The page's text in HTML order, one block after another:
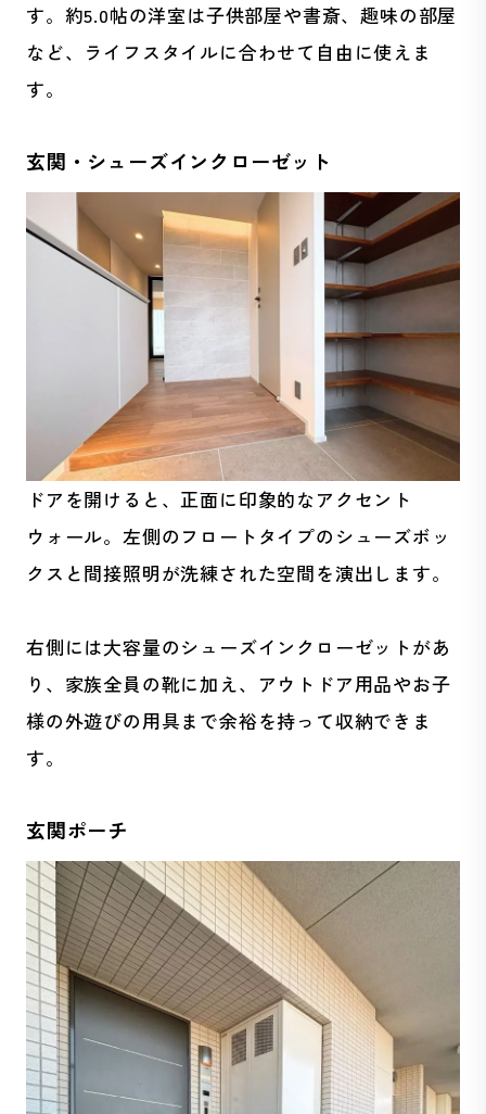
す。約5.0帖の洋室は子供部屋や書斎、趣味の部屋
など、ライフスタイルに合わせて自由に使えま
す。
玄関・シューズインクローゼット
ドアを開けると、正面に印象的なアクセント
ウォール。左側のフロートタイプのシューズボッ
クスと間接照明が洗練された空間を演出します。
右側には大容量のシューズインクローゼットがあ
り、家族全員の靴に加え、アウトドア用品やお子
様の外遊びの用具まで余裕を持って収納できま
す。
玄関ポーチ